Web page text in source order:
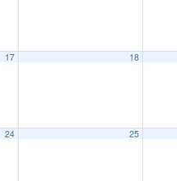
17 18
24 25